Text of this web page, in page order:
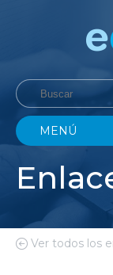
MENÚ
Ver todos los